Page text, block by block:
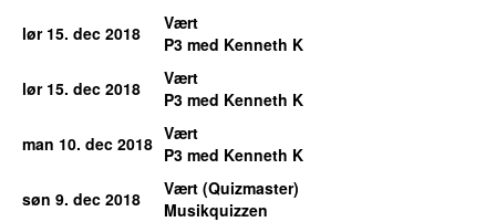
lør 15. dec 2018
Vært
P3 med Kenneth K
lør 15. dec 2018
Vært
P3 med Kenneth K
man 10. dec 2018 Vært
P3 med Kenneth K
søn 9. dec 2018
Vært (Quizmaster)
Musikquizzen